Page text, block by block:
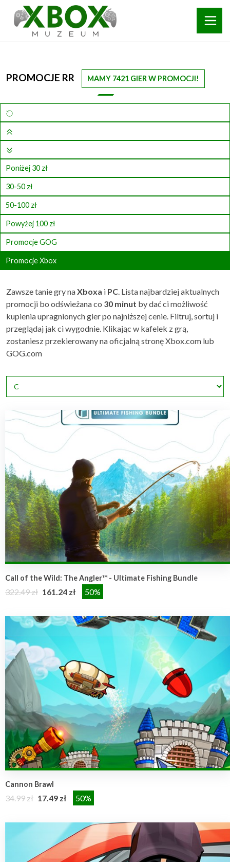
PROMOCJE RR MAMY 7421 GIER W PROMOCJI!
Poniżej 30 zł
30-50 zł
50-100 zł
Powyżej 100 zł
Promocje GOG
Promocje Xbox
Zawsze tanie gry naXboxa i PC . Lista najbardziej aktualnych
promocji bo odświeżana co 30 minut by dać ci możliwość
kupienia upragnionych gier po najniższej cenie. Filtruj, sortuj i
przeglądaj jak ci wygodnie. Klikając w kafelek z grą,
zostaniesz przekierowany na oficjalną stronę Xbox.com lub
GOG.com
Call of the Wild: The Angler™ - Ultimate Fishing Bundle
322.49 zł 161.24 zł 50%
Cannon Brawl
34.99 zł 17.49 zł 50%